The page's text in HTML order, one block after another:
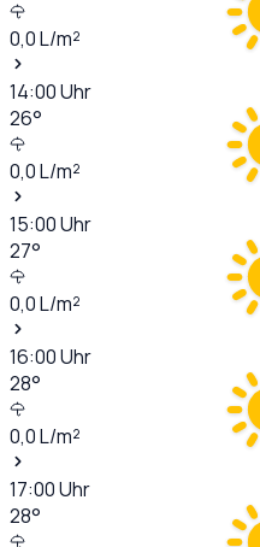
0,0L/m²
14:00Uhr
26°
0,0L/m²
15:00Uhr
27°
0,0L/m²
16:00Uhr
28°
0,0L/m²
17:00Uhr
28°